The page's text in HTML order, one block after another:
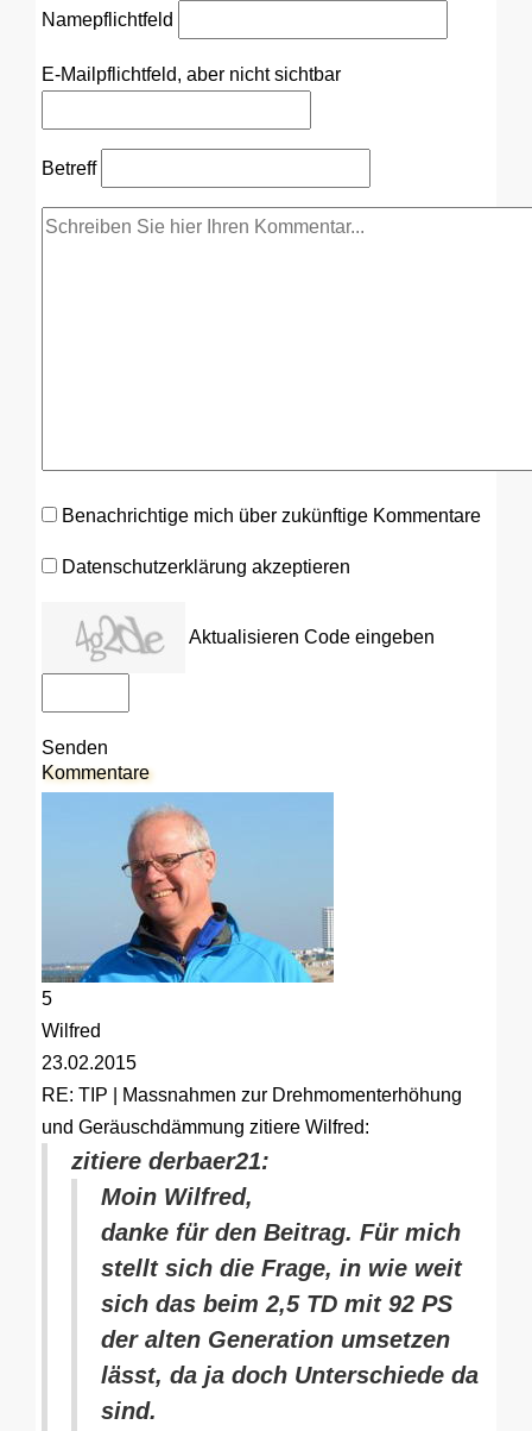
Namepflichtfeld
E-Mail pflichtfeld, aber nicht sichtbar
Betreff
Benachrichtige mich über zukünftige Kommentare
Datenschutzerklärung akzeptieren
Aktualisieren Code eingeben
Senden
Kommentare
5
Wilfred
23.02.2015
RE: TIP | Massnahmen zur Drehmomenterhöhung
und Geräuschdämmung zitiere Wilfred:
zitiere derbaer21:
Moin Wilfred,
danke für den Beitrag. Für mich
stellt sich die Frage, in wie weit
sich das beim 2,5 TD mit 92 PS
der alten Generation umsetzen
lässt, da ja doch Unterschiede da
sind.